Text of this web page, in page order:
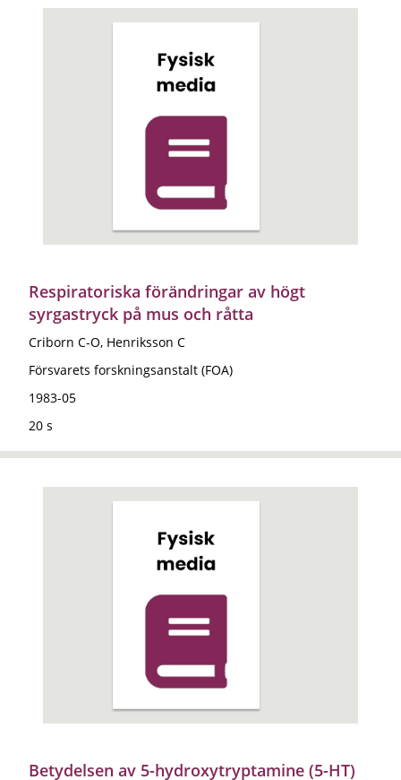
Respiratoriska förändringar av högt
syrgastryck på mus och råtta
Criborn C-O, Henriksson C
Försvarets forskningsanstalt (FOA)
1983-05
20 s
Betydelsen av 5-hydroxytryptamine (5-HT)